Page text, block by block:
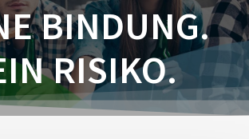
BINDUNG.
RISIKO.